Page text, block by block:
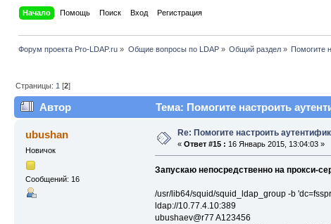
Начало Помощь Поиск Вход Регистрация
Форум проекта Pro-LDAP.ru » Общие вопросы по LDAP» Общий раздел» Помогите
Страницы: 1 [2]
Автор Тема: Помогите настроить
ubushan
Новичок
Сообщений: 16
Re: Помогите настроить
« Ответ #15 : 16 Январь 2015, 13:04:03 »
Запускаю непосредственно на прокси-
/usr/lib64/squid/squid_ldap_group -b
ldap://10.77.4.10:389
ubushaev@r77 A123456